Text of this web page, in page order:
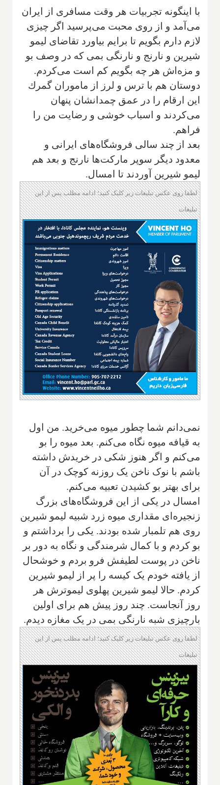
با اينگونه تجربيات هر وقت مسافرى از ايران
مى‌آمد و از روى محبت مى‌پرسيد اگر چيزى
لازم دارم بگويم تا برايم بياورد تقاضاى ليمو
شيرين و نارنج و نارنگى بمى كه در وصف بو
و مزه‌اش هر چه بگويم كم است مى‌كردم.
دوستان هم با ترس و لرز از ماموران گمرك
اين ارقام را در عمق چمدانشان پنهان
مى‌كردند و اسباب خوشى و رضايت من را
فراهم.
بعد از چند سالى فروشگاه‌هاى ايرانى و
معدود ديگر سوپر ماركت‌ها نارنج و بعد هم
ليمو شيرين آوردند تا امسال.
لطفا روی عکس تبلیغات زیر کلیک کنید؛ ادامه مطلب پس از این
تبلیغات
نمى‌دانم شما چطور ميوه مى‌خريد. من اول
به قيافه ميوه نگاه مى‌كنم. بعد ميوه را بو
مى‌كنم و اگر هنوز شكى در خريدش داشته
باشم با نوک ناخن يک روزنه كوچک در آن
براى بهتر بو كشيدن تعبيه مى‌كنم.
امسال در يكى از اين فروشگاه‌هاى بزرگ
زنجيره‌اى مقدارى ميوه زرد شبيه ليمو شيرين
روى هم تلمبار شده بودند. يكى را برداشتم و
بو كردم و با كمال شرمندگى و نگاه به دور بر
ناخن در پوست لطيفش فرو بردم و خوشحال
از يافته خودم يک كيسه را پر از ليمو شيرين
كردم. حالا ليمو شيرين پهلوى ليمو‌ترش هر
روز آنجاست. چند روز پيش هم براى اولين
بارچيزى شبه نارنگى بمى در يک مغازه ديدم.
لطفا روی عکس تبلیغات زیر کلیک کنید؛ ادامه مطلب پس از این
تبلیغات